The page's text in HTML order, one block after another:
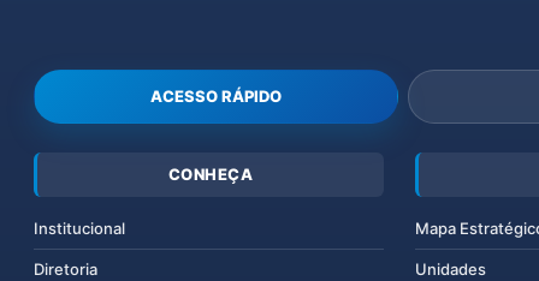
ACESSO RÁPIDO
CONHEÇA
Institucional
Diretoria
Mapa
Unidades